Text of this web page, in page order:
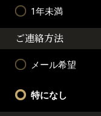
1年未満
ご連絡方法
メール希望
特になし